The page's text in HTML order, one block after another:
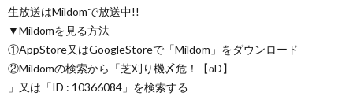
生放送はMildomで放送中!!
▼Mildomを見る方法
①AppStore又はGoogleStoreで「Mildom」をダウンロード
②Mildomの検索から「芝刈り機〆危！【αD】
」又は「ID : 10366084」を検索する